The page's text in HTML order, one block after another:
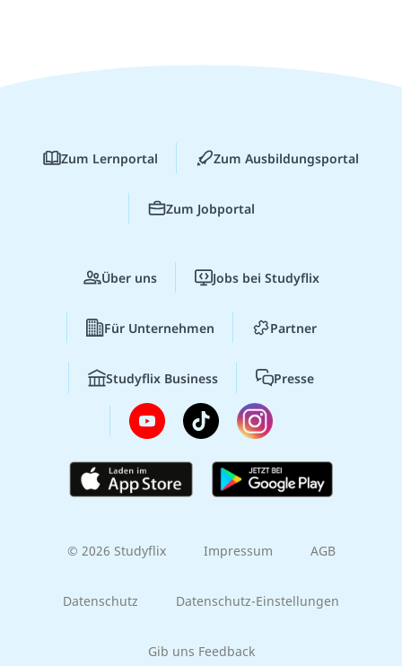
Zum Lernportal Zum Ausbildungsportal
Zum Jobportal
Über uns Jobs bei Studyflix
Für Unternehmen Partner
Studyflix Business Presse
© 2026 Studyflix Impressum AGB
Datenschutz Datenschutz-Einstellungen
Gib uns Feedback